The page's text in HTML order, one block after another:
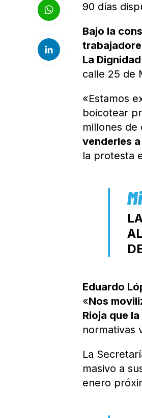
90 días
Bajo la
La Dignidad
calle 25 de
«Estamos
boicotear
millones de
venderles
la protesta
Eduardo
«Nos
Rioja que
normativas
La
masivo a
enero